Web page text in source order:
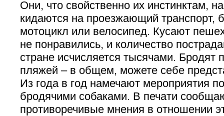
Они, что свойственно их инстинктам,
кидаются на проезжающий транспорт,
мотоцикл или велосипед. Кусают
не понравились, и количество
стране исчисляется тысячами. Бродят
пляжей – в общем, можете себе
Из года в год намечают мероприятия
бродячими собаками. В печати
противоречивые мнения в отношении